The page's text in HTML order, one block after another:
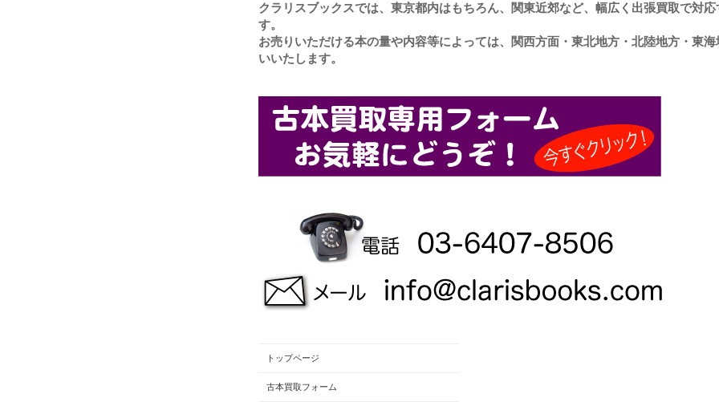
クラリスブックスでは、東京都内はもちろん、関東近郊など、幅広く出張買取で対
す。
お売りいただける本の量や内容等によっては、関西方面・東北地方・北陸地方・東
いいたします。
トップページ
古本買取フォーム